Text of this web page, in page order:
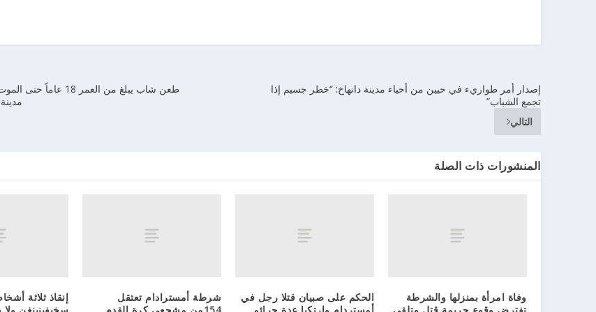
طعن شاب يبلغ من العمر
إصدار أمر طواريء في حيين من أحياء مدينة دانهاخ: “خطر جسيم إذا
تجمع الشباب”
التالي
المنشورات ذات الصلة
وفاة امرأة بمنزلها والشرطة
الحكم على صبيان قتلا رجل في
شرطة أمسترادام تعتقل
إنقاذ ثلاثة